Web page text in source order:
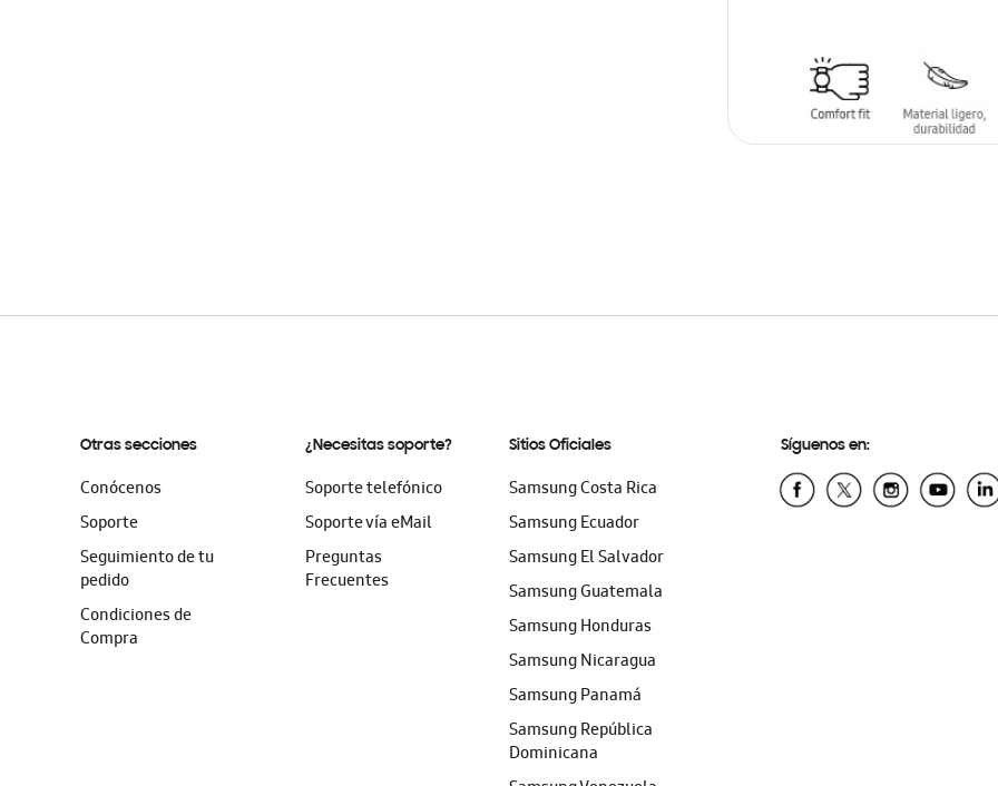
Otras secciones
Conócenos
Soporte
Seguimiento de tu
pedido
Condiciones de
Compra
¿Necesitas soporte?
Soporte telefónico
Soporte vía eMail
Preguntas
Frecuentes
Sitios Oficiales
Samsung Costa Rica
Samsung Ecuador
Samsung El Salvador
Samsung Guatemala
Samsung Honduras
Samsung Nicaragua
Samsung Panamá
Samsung República
Dominicana
Síguenos en: